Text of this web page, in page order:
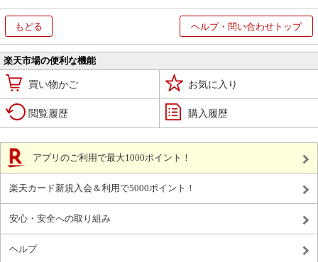
もどる ヘルプ・問い合わせトップ
楽天市場の便利な機能
買い物かご お気に入り
閲覧履歴 購入履歴
アプリのご利用で最大1000ポイント！
楽天カード新規入会＆利用で5000ポイント！
安心・安全への取り組み
ヘルプ